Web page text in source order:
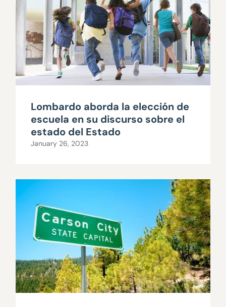
Lombardo aborda la elección de
escuela en su discurso sobre el
estado del Estado
January 26, 2023